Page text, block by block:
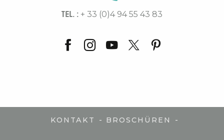
TEL. : + 33 (0)4 94 55 43 83
KONTAKT - BROSCHÜREN -